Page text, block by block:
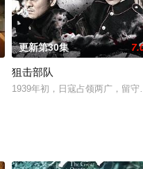
怒不可遏，却最终接受了这个可
心爱的女友李静微（蒋雯丽 饰
场强大警力与黑恶势力的殊死较
更新第30集
狙击部队
1939年初，日寇占领两广，留